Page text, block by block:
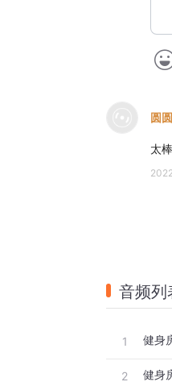
圆
太
音频列
1 健身
2 健身